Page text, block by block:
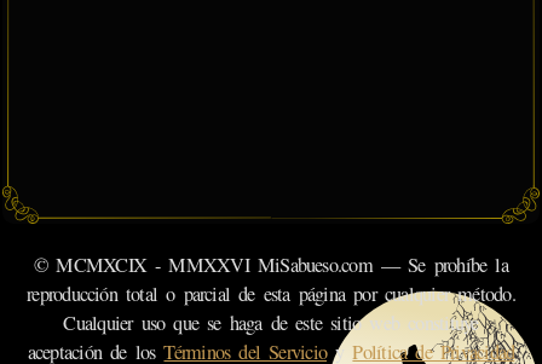
© MCMXCIX - MMXXVI MiSabueso.com — Se prohíbe la
reproducción total o parcial de esta página por cualquier método.
Cualquier uso que se haga de este sitio web constituye
aceptación de losTérminos del ServicioyPolítica de Privacidad